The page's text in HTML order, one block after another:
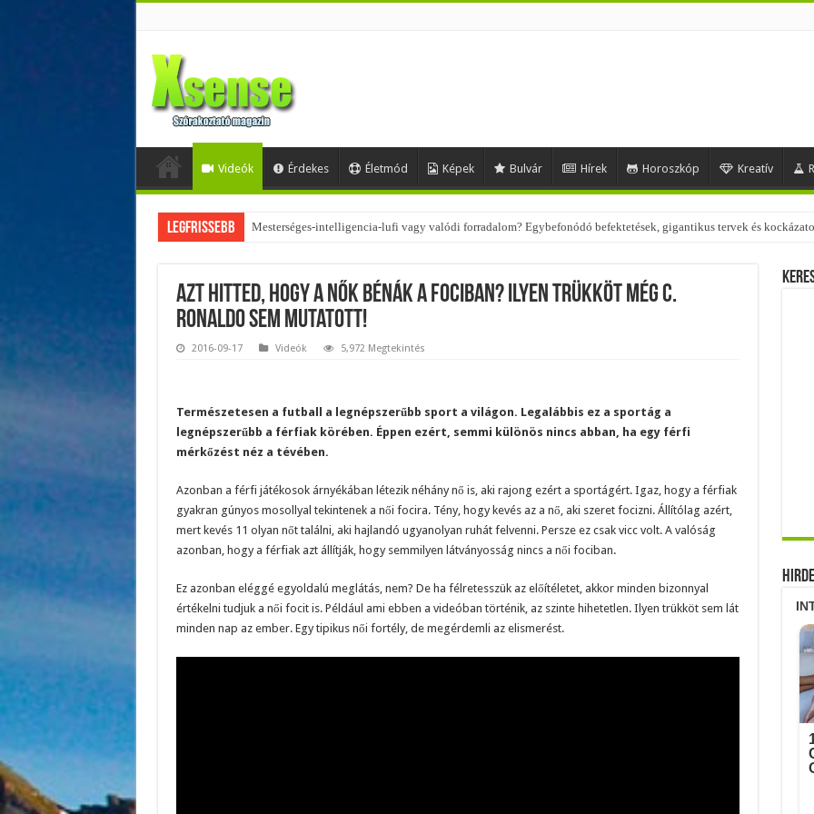
Videók Érdekes Életmód Képek Bulvár Hírek Horoszkóp Kreatív
Legfrissebb Mesterséges-intelligencia-lufi vagy valódi forradalom? Egybefonódó befektetések, gigantikus tervek és
Azt hitted, hogy a nők bénák a fociban? Ilyen trükköt még C.
Ronaldo sem mutatott!
2016-09-17 Videók 5,972 Megtekintés
Természetesen a futball a legnépszerűbb sport a világon. Legalábbis ez a sportág a
legnépszerűbb a férfiak körében. Éppen ezért, semmi különös nincs abban, ha egy férfi
mérkőzést néz a tévében.
Azonban a férfi játékosok árnyékában létezik néhány nő is, aki rajong ezért a sportágért. Igaz, hogy a férfiak
gyakran gúnyos mosollyal tekintenek a női focira. Tény, hogy kevés az a nő, aki szeret focizni. Állítólag azért,
mert kevés 11 olyan nőt találni, aki hajlandó ugyanolyan ruhát felvenni. Persze ez csak vicc volt. A valóság
azonban, hogy a férfiak azt állítják, hogy semmilyen látványosság nincs a női fociban.
Ez azonban eléggé egyoldalú meglátás, nem? De ha félretesszük az előítéletet, akkor minden bizonnyal
értékelni tudjuk a női focit is. Például ami ebben a videóban történik, az szinte hihetetlen. Ilyen trükköt sem lát
minden nap az ember. Egy tipikus női fortély, de megérdemli az elismerést.